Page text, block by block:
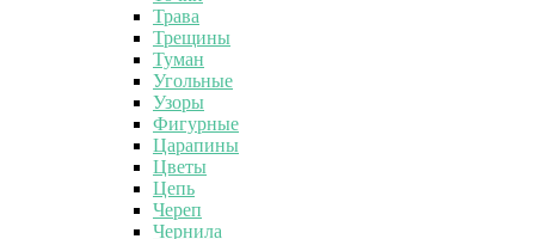
Трава
Трещины
Туман
Угольные
Узоры
Фигурные
Царапины
Цветы
Цепь
Череп
Чернила